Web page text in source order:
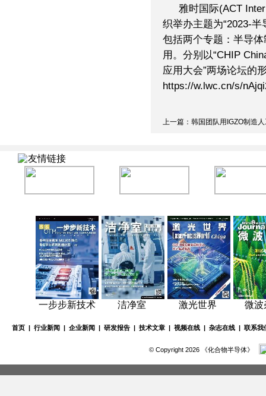
雅时国际(ACT
织举办主题为“2023-
包括两个专题：半导
用。分别以“CHIP
应用大会”两场论坛的
https://w.lwc.cn/s/
上一篇：韩国团队用IGZO制造人
友情链接
一步步新技术 洁净室 激光世界 微波
首页 | 行业新闻 | 企业新闻 | 研发报告 | 技术文章 | 视频在线 | 杂志在线 | 联系我
© Copyright 2026 《化合物半导体》